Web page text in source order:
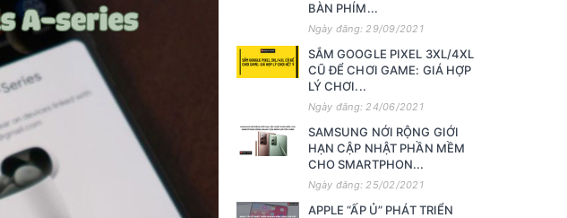
BÀN PHÍM...
Ngày đăng: 29/09/2021
SẮM GOOGLE PIXEL 3XL/4XL
CŨ ĐỂ CHƠI GAME: GIÁ HỢP
LÝ CHƠI...
Ngày đăng: 24/06/2021
SAMSUNG NỚI RỘNG GIỚI
HẠN CẬP NHẬT PHẦN MỀM
CHO SMARTPHON...
Ngày đăng: 25/02/2021
APPLE “ẤP Ủ” PHÁT TRIỂN